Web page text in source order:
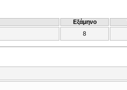
Εξάμηνο
8